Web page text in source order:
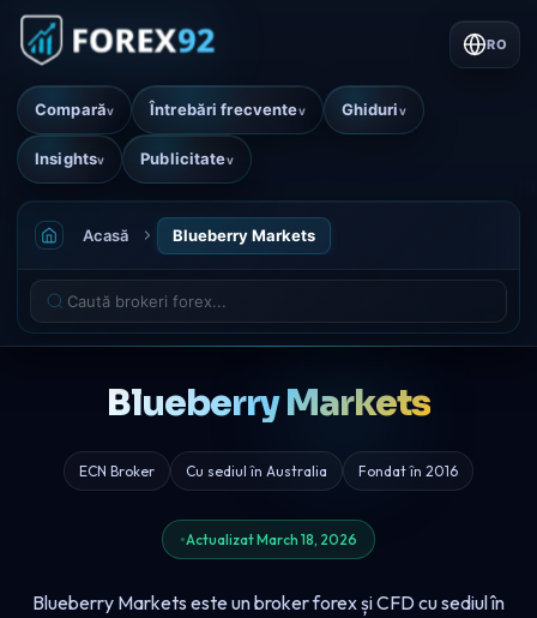
Comparăv Întrebări frecventev Ghiduriv
Insightsv Publicitatev
RO
Acasă Blueberry Markets
Blueberry Markets
ECN Broker Cu sediul în Australia Fondat în 2016
Actualizat March 18, 2026
Blueberry Markets este un broker forex și CFD cu sediul în